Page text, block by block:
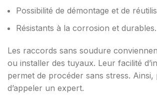
Possibilité de démontage et de
Résistants à la corrosion et durables.
Les raccords sans soudure
ou installer des tuyaux. Leur facilité
permet de procéder sans stress. Ainsi,
d’appeler un expert.